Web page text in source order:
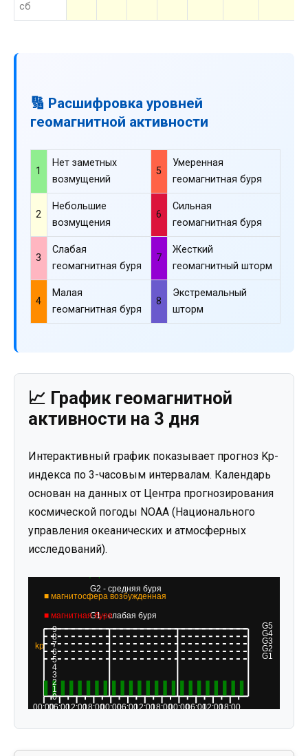
сб
🔢 Расшифровка уровней
геомагнитной активности
1
Нет заметных
возмущений
5
Умеренная
геомагнитная буря
2
Небольшие
возмущения
6
Сильная
геомагнитная буря
3
Слабая
геомагнитная буря
7
Жесткий
геомагнитный шторм
4
Малая
геомагнитная буря
8
Экстремальный
шторм
📈 График геомагнитной
активности на 3 дня
Интерактивный график показывает прогноз Kp-
индекса по 3-часовым интервалам. Календарь
основан на данных от Центра прогнозирования
космической погоды NOAA (Национального
управления океанических и атмосферных
исследований).